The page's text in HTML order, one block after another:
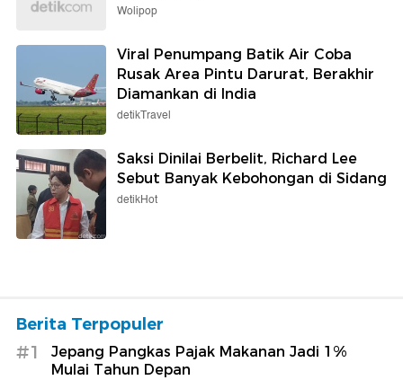
Wolipop
Viral Penumpang Batik Air Coba
Rusak Area Pintu Darurat, Berakhir
Diamankan di India
detikTravel
Saksi Dinilai Berbelit, Richard Lee
Sebut Banyak Kebohongan di Sidang
detikHot
Berita Terpopuler
#1
Jepang Pangkas Pajak Makanan Jadi 1%
Mulai Tahun Depan